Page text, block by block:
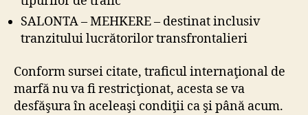
SALONTA – MEHKERE – destinat inclusiv
tranzitului lucrătorilor transfrontalieri
Conform sursei citate, traficul internaţional de
marfă nu va fi restricţionat, acesta se va
desfăşura în aceleaşi condiţii ca şi până acum.